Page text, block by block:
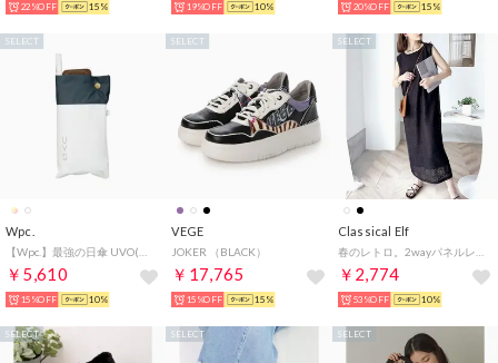
22%OFF 15% 19%OFF 10% 20%OFF 15%
Wpc.
￥5,610
SELECT
15%OFF 10%
VEGE
JOKER （BLACK）
￥17,765
SELECT
15%OFF 15%
Classical Elf
￥2,774
SELECT
53%OFF 10%
SELECT SELECT SELECT